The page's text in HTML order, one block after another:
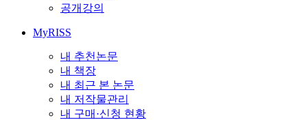
공개강의
MyRISS
내 추천논문
내 책장
내 최근 본 논문
내 저작물관리
내 구매·신청 현황